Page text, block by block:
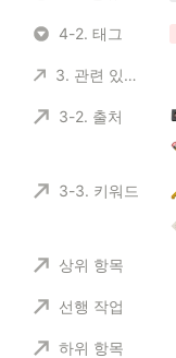
4-2. 태그
3. 관련 있는 메모
3-2. 출처
3-3. 키워드
상위 항목
선행 작업
하위 항목